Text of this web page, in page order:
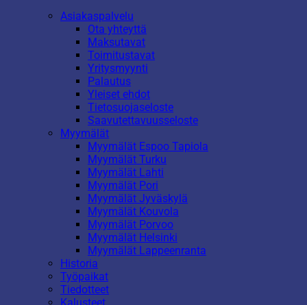
Asiakaspalvelu
Ota yhteyttä
Maksutavat
Toimitustavat
Yritysmyynti
Palautus
Yleiset ehdot
Tietosuojaseloste
Saavutettavuusseloste
Myymälät
Myymälät Espoo Tapiola
Myymälät Turku
Myymälät Lahti
Myymälät Pori
Myymälät Jyväskylä
Myymälät Kouvola
Myymälät Porvoo
Myymälät Helsinki
Myymälät Lappeenranta
Historia
Työpaikat
Tiedotteet